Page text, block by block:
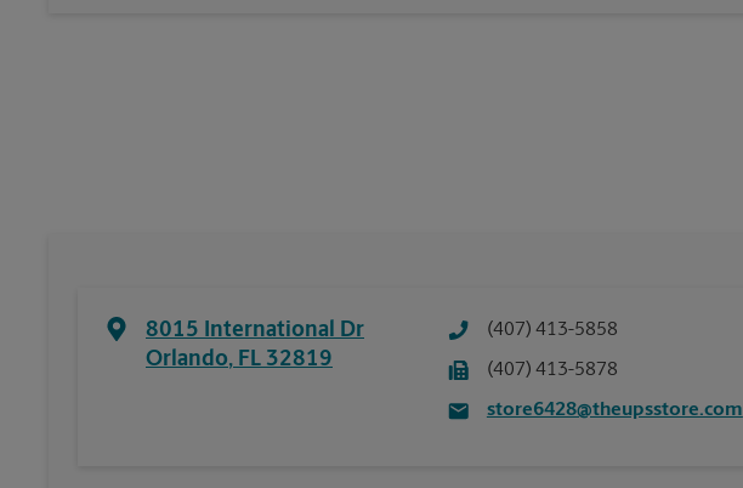
8015 International Dr
Orlando, FL 32819
(407) 413-5858
(407) 413-5878
store6428@theupsstore.com